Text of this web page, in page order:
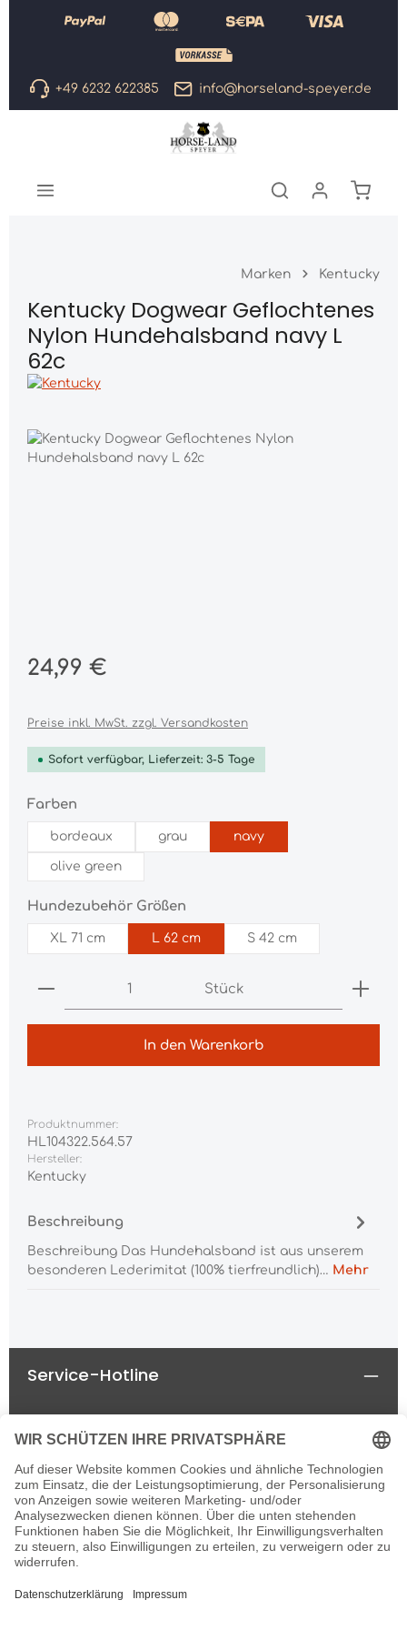
Zum Hauptinhalt springen
+49 6232 622385 info@horseland-speyer.de
Marken Kentucky
Kentucky Dogwear Geflochtenes
Nylon Hundehalsband navy L
62c
Bildergalerie überspringen
Regulärer Preis:
24,99 €
Preise inkl. MwSt. zzgl. Versandkosten
Sofort verfügbar, Lieferzeit: 3-5 Tage
Farben
bordeaux grau navy
olive green
Hundezubehör Größen
XL 71 cm L 62 cm S 42 cm
Produkt Anzahl: Gib den gewünschten
Stück
In den Warenkorb
Produktnummer:
HL104322.564.57
Hersteller:
Kentucky
Beschreibung
Beschreibung Das Hundehalsband ist aus unserem
besonderen Lederimitat (100% tierfreundlich)… Mehr
Service-Hotline
Rechtliches
Informationen
Newsletter